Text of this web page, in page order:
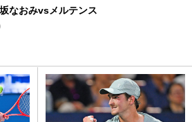
坂なおみvsメルテンス